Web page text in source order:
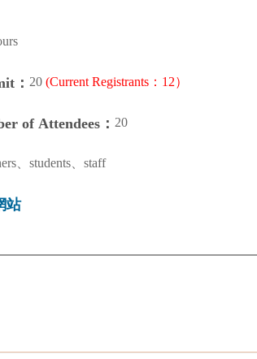
： 20 (Current Registrants：12）
of Attendees： 20
、students、staff
站